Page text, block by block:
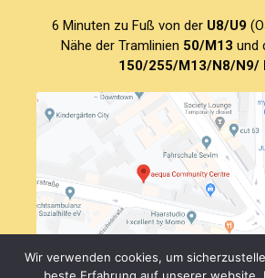
6 Minuten zu Fuß von der U8/U9
Nähe der Tramlinien 50/M13 und
150/255/M13/N8/N9/
Wir verwenden cookies, um